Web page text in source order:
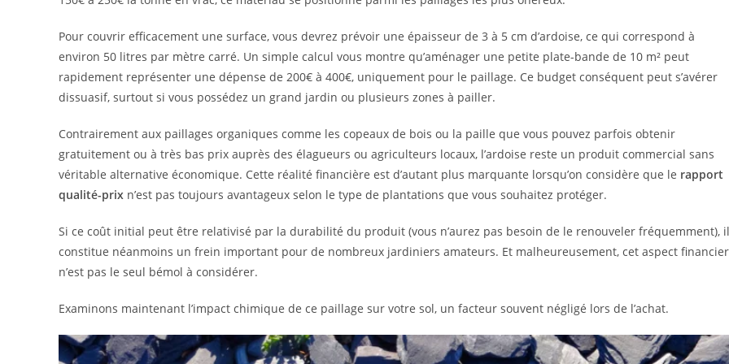
Pour couvrir efficacement une surface, vous devrez prévoir une épaisseur de 3 à 5 cm d’ardoise, ce qui correspond à
environ 50 litres par mètre carré. Un simple calcul vous montre qu’aménager une petite plate-bande de 10 m² peut
rapidement représenter une dépense de 200€ à 400€, uniquement pour le paillage. Ce budget conséquent peut s’avérer
dissuasif, surtout si vous possédez un grand jardin ou plusieurs zones à pailler.
Contrairement aux paillages organiques comme les copeaux de bois ou la paille que vous pouvez parfois obtenir
gratuitement ou à très bas prix auprès des élagueurs ou agriculteurs locaux, l’ardoise reste un produit commercial sans
véritable alternative économique. Cette réalité financière est d’autant plus marquante lorsqu’on considère que le rapport
qualité-prix n’est pas toujours avantageux selon le type de plantations que vous souhaitez protéger.
Si ce coût initial peut être relativisé par la durabilité du produit (vous n’aurez pas besoin de le renouveler fréquemment), il
constitue néanmoins un frein important pour de nombreux jardiniers amateurs. Et malheureusement, cet aspect financier
n’est pas le seul bémol à considérer.
Examinons maintenant l’impact chimique de ce paillage sur votre sol, un facteur souvent négligé lors de l’achat.